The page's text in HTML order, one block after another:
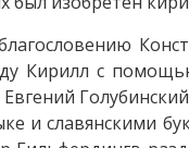
Кирилл с
Евгений
и славянскими